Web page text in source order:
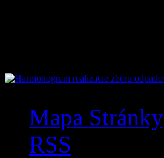
Mapa Stránky
RSS